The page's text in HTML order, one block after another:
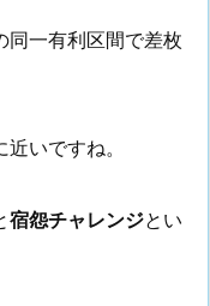
同一有利区間で差枚
いですね。
宿怨チャレンジとい